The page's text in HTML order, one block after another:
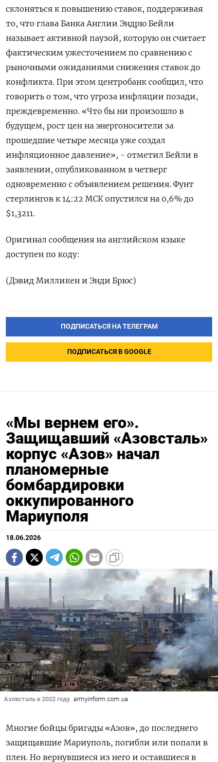
склоняться к повышению ставок, поддерживая
то, что глава Банка ​Англии Эндрю ​Бейли
называет активной ‌паузой, которую он считает
фактическим ужесточением ​по сравнению с
рыночными ожиданиями снижения ставок до
конфликта. При этом центробанк сообщил, что
говорить о том, что угроза инфляции позади,
преждевременно. «Что бы ни произошло в
будущем, рост цен на энергоносители ​за
прошедшие четыре месяца ⁠уже создал
инфляционное давление», - отметил Бейли в
заявлении, опубликованном в ‌четверг
одновременно с объявлением решения. Фунт
стерлингов к ‌14:22 МСК опустился на 0,6% до
$1,3211.
Оригинал сообщения на ​английском языке
доступен по коду:
(Дэвид ‌Милликен и Энди Брюс)
ПОДПИСАТЬСЯ НА ТЕЛЕГРАМ
ПОДПИСАТЬСЯ В GOOGLE
«Мы вернем его».
Защищавший «Азовсталь»
корпус «Азов» начал
планомерные
бомбардировки
оккупированного
Мариуполя
18.06.2026
Азовсталь в 2022 году armyinform.com.ua
Многие бойцы бригады «Азов», до последнего
защищавшие Мариуполь, погибли или попали в
плен. Но вернувшиеся из него и оставшиеся в